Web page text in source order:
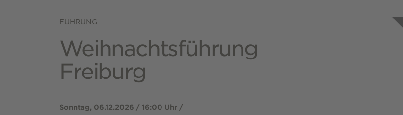
FÜHRUNG
Weihnachtsführung
Freiburg
Sonntag, 06.12.2026 / 16:00 Uhr /